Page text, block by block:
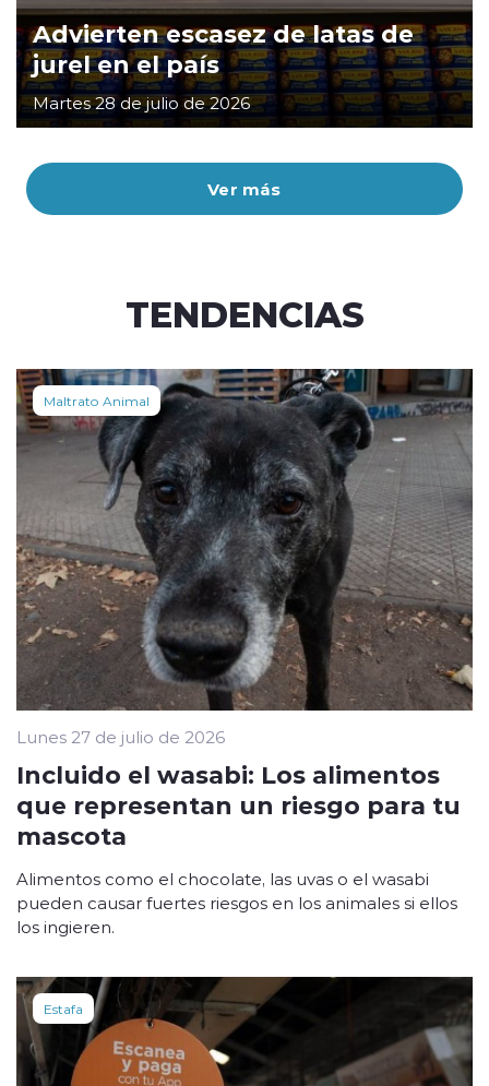
Ver más
Advierten escasez de latas de
jurel en el país
Martes 28 de julio de 2026
TENDENCIAS
Maltrato Animal
Lunes 27 de julio de 2026
Incluido el wasabi: Los alimentos
que representan un riesgo para tu
mascota
Alimentos como el chocolate, las uvas o el wasabi
pueden causar fuertes riesgos en los animales si ellos
los ingieren.
Estafa